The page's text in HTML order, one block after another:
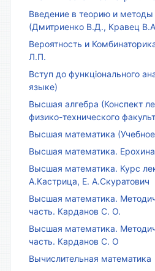
Введение в теорию и
(Дмитриенко В.Д., Кравец
Вероятность и
Л.П.
Вступ до функціонального
языке)
Высшая алгебра (Конспект
физико-технического
Высшая математика
Высшая математика.
Высшая математика. Курс
А.Кастрица, Е. А.Скуратович
Высшая математика.
часть. Карданов С. О.
Высшая математика.
часть. Карданов С. О
Вычислительная математика